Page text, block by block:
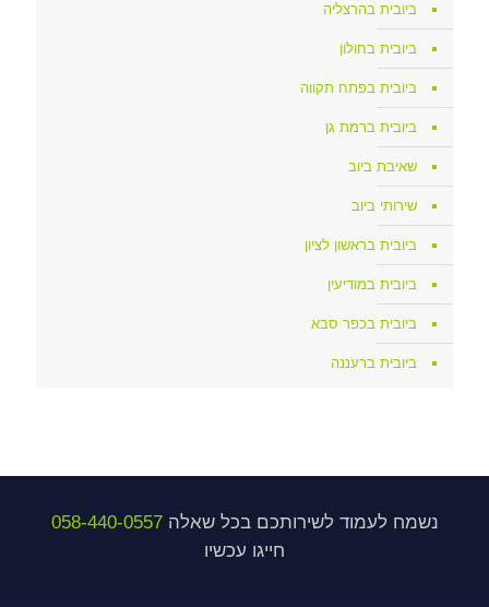
ביובית בהרצליה
ביובית בחולון
ביובית בפתח תקווה
ביובית ברמת גן
שאיבת ביוב
שירותי ביוב
ביובית בראשון לציון
ביובית במודיעין
ביובית בכפר סבא
ביובית ברעננה
נשמח לעמוד לשירותכם בכל שאלה058-440-0557
חייגו עכשיו